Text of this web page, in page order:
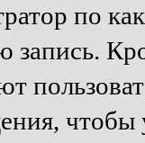
по
запись.
чтобы